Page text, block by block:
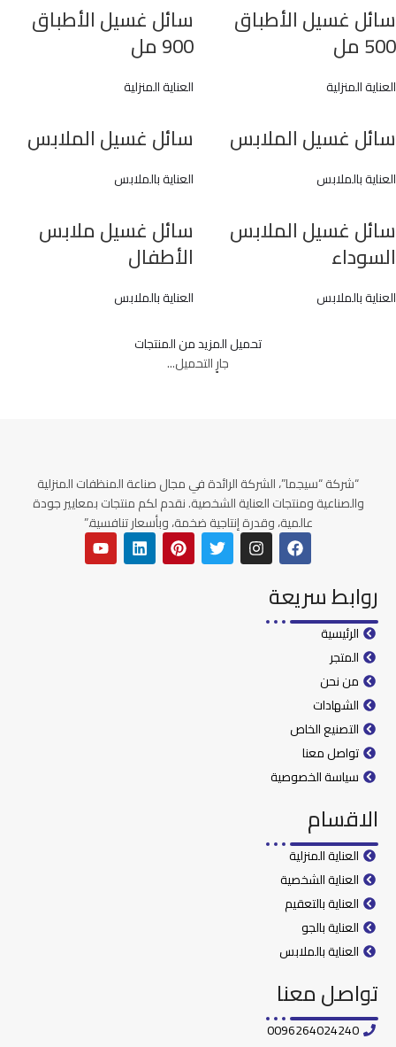
سائل غسيل الأطباق
500 مل
العناية المنزلية
سائل غسيل الأطباق
900 مل
العناية المنزلية
سائل غسيل الملابس
العناية بالملابس
سائل غسيل الملابس
العناية بالملابس
سائل غسيل الملابس
السوداء
العناية بالملابس
سائل غسيل ملابس
الأطفال
العناية بالملابس
تحميل المزيد من المنتجات
جارٍ التحميل...
“شركة “سيجما”، الشركة الرائدة في مجال صناعة المنظفات المنزلية
والصناعية ومنتجات العناية الشخصية. نقدم لكم منتجات بمعايير جودة
عالمية، وقدرة إنتاجية ضخمة، وبأسعار تنافسية.”
روابط سريعة
الرئيسية
المتجر
من نحن
الشهادات
التصنيع الخاص
تواصل معنا
سياسة الخصوصية
الاقسام
العناية المنزلية
العناية الشخصية
العناية بالتعقيم
العناية بالجو
العناية بالملابس
تواصل معنا
0096264024240